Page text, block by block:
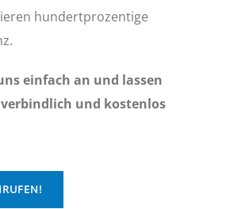
hundertprozentige
einfach an und lassen
und kostenlos